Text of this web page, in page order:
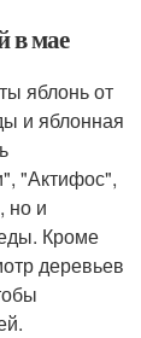
в мае
яблонь от
и яблонная
"Актифос",
но и
Кроме
деревьев